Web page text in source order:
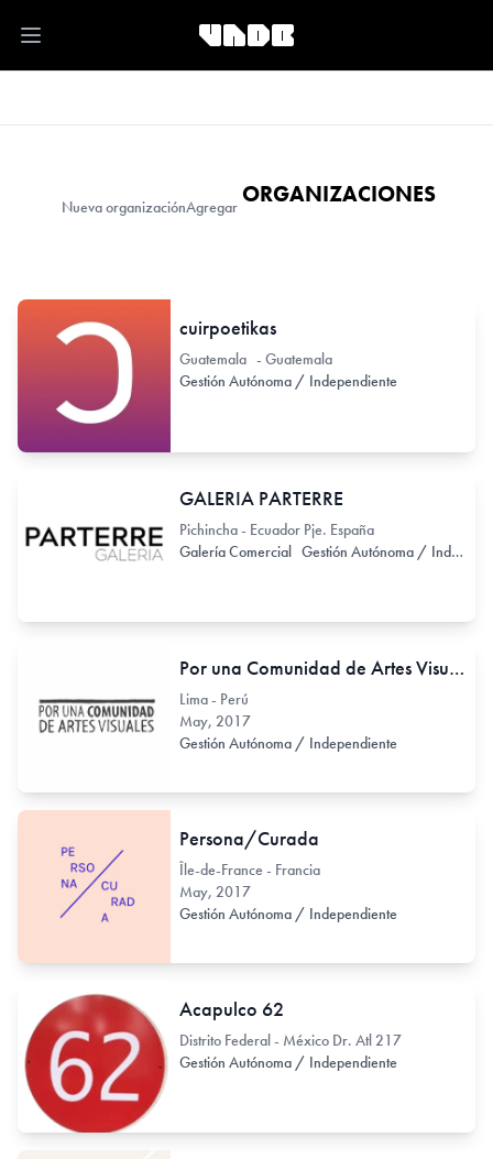
Open main menu
Nueva organizaciónAgregar ORGANIZACIONES
cuirpoetikas
Guatemala - Guatemala
Gestión Autónoma / Independiente
GALERIA PARTERRE
Pichincha - Ecuador Pje. España
Galería Comercial Gestión Autónoma / Independiente
Por una Comunidad de Artes Visuales
Lima - Perú
May, 2017
Gestión Autónoma / Independiente
Persona/Curada
Île-de-France - Francia
May, 2017
Gestión Autónoma / Independiente
Acapulco 62
Distrito Federal - México Dr. Atl 217
Gestión Autónoma / Independiente